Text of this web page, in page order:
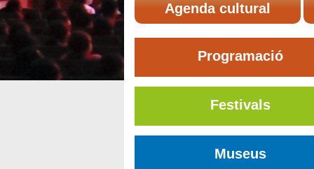
Agenda cultural
Programació
Festivals
Museus